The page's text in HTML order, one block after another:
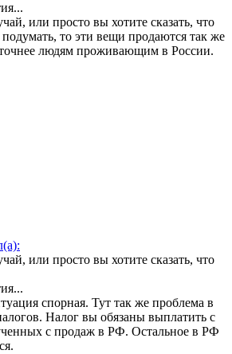
или просто вы хотите сказать, что
то эти вещи продаются так же
людям проживающим в России.
или просто вы хотите сказать, что
спорная. Тут так же проблема в
Налог вы обязаны выплатить с
с продаж в РФ. Остальное в РФ